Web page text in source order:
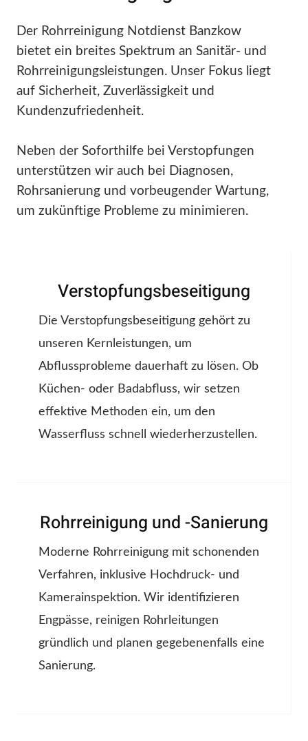
Der Rohrreinigung Notdienst Banzkow
bietet ein breites Spektrum an Sanitär- und
Rohrreinigungsleistungen. Unser Fokus liegt
auf Sicherheit, Zuverlässigkeit und
Kundenzufriedenheit.
Neben der Soforthilfe bei Verstopfungen
unterstützen wir auch bei Diagnosen,
Rohrsanierung und vorbeugender Wartung,
um zukünftige Probleme zu minimieren.
Verstopfungsbeseitigung
Die Verstopfungsbeseitigung gehört zu
unseren Kernleistungen, um
Abflussprobleme dauerhaft zu lösen. Ob
Küchen- oder Badabfluss, wir setzen
effektive Methoden ein, um den
Wasserfluss schnell wiederherzustellen.
Rohrreinigung und -Sanierung
Moderne Rohrreinigung mit schonenden
Verfahren, inklusive Hochdruck- und
Kamerainspektion. Wir identifizieren
Engpässe, reinigen Rohrleitungen
gründlich und planen gegebenenfalls eine
Sanierung.